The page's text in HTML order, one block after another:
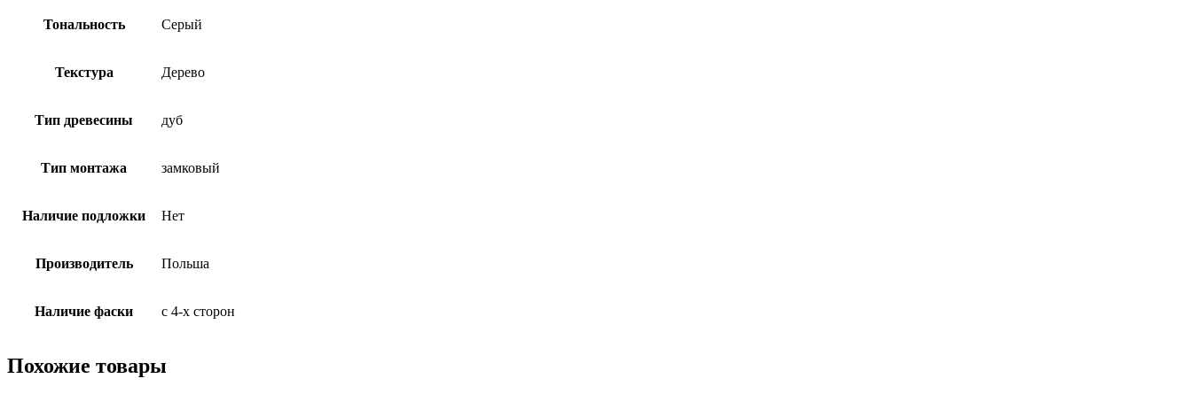
Тональность Серый
Текстура Дерево
Тип древесины дуб
Тип монтажа замковый
Наличие подложки Нет
Производитель Польша
Наличие фаски с 4-х сторон
Похожие товары